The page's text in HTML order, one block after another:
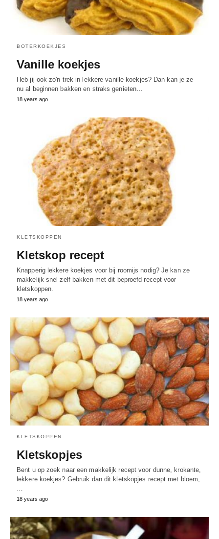
BOTERKOEKJES
Vanille koekjes
Heb jij ook zo'n trek in lekkere vanille koekjes? Dan kan je ze
nu al beginnen bakken en straks genieten…
18 years ago
KLETSKOPPEN
Kletskop recept
Knapperig lekkere koekjes voor bij roomijs nodig? Je kan ze
makkelijk snel zelf bakken met dit beproefd recept voor
kletskoppen.
18 years ago
KLETSKOPPEN
Kletskopjes
Bent u op zoek naar een makkelijk recept voor dunne, krokante,
lekkere koekjes? Gebruik dan dit kletskopjes recept met bloem,
…
18 years ago